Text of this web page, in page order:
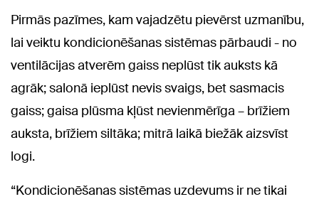
Pirmās pazīmes, kam vajadzētu pievērst uzmanību,
lai veiktu kondicionēšanas sistēmas pārbaudi - no
ventilācijas atverēm gaiss neplūst tik auksts kā
agrāk; salonā ieplūst nevis svaigs, bet sasmacis
gaiss; gaisa plūsma kļūst nevienmērīga – brīžiem
auksta, brīžiem siltāka; mitrā laikā biežāk aizsvīst
logi.
“Kondicionēšanas sistēmas uzdevums ir ne tikai